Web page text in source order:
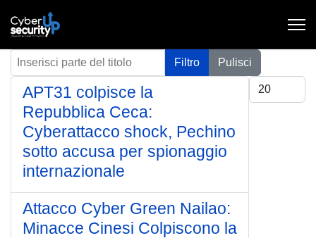
Inserisci parte del titolo Filtro
Pulisci
Visualizza #
APT31 colpisce la
Repubblica Ceca:
Cyberattacco shock, Pechino
sotto accusa per spionaggio
internazionale
Attacco Cyber Green Nailao:
Minacce Cinesi Colpiscono la